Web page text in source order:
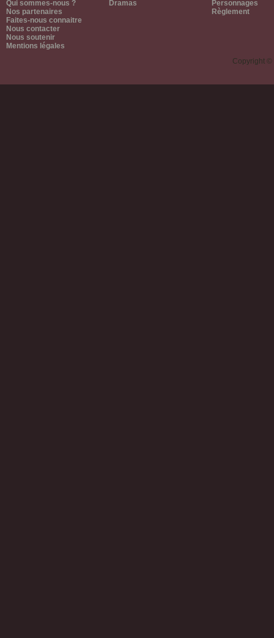
Qui sommes-nous ?
Nos partenaires
Faites-nous connaitre
Nous contacter
Nous soutenir
Mentions légales
Dramas
Personnages
Règlement
Copyright ©